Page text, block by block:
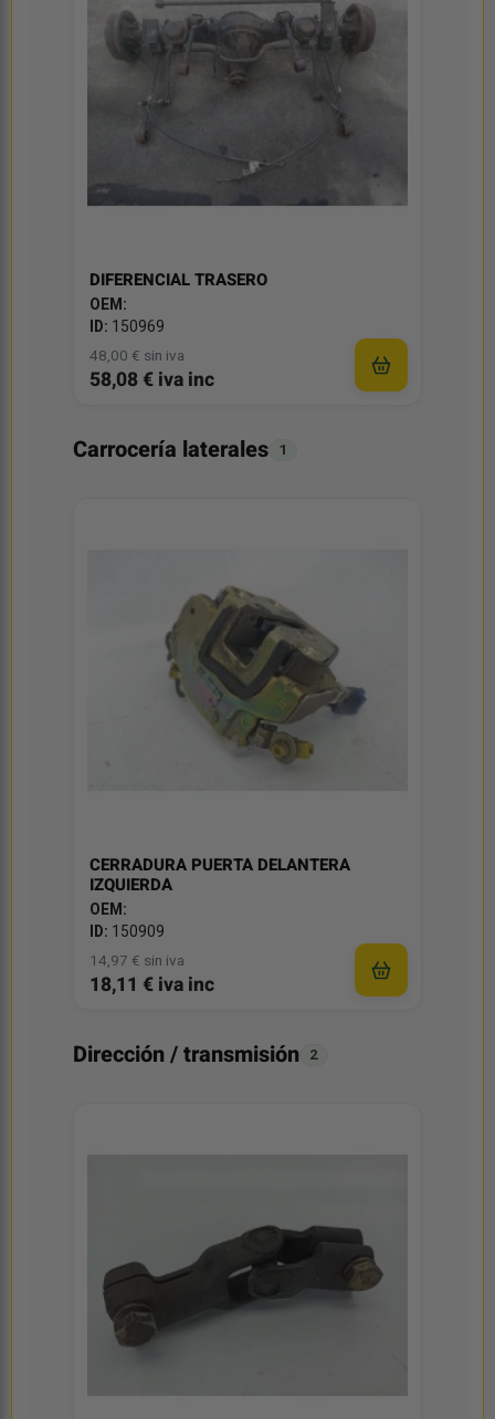
DIFERENCIAL TRASERO
OEM:
ID: 150969
48,00 € sin iva
58,08 € iva inc
Carrocería laterales 1
CERRADURA PUERTA DELANTERA
IZQUIERDA
OEM:
ID: 150909
14,97 € sin iva
18,11 € iva inc
Dirección / transmisión 2